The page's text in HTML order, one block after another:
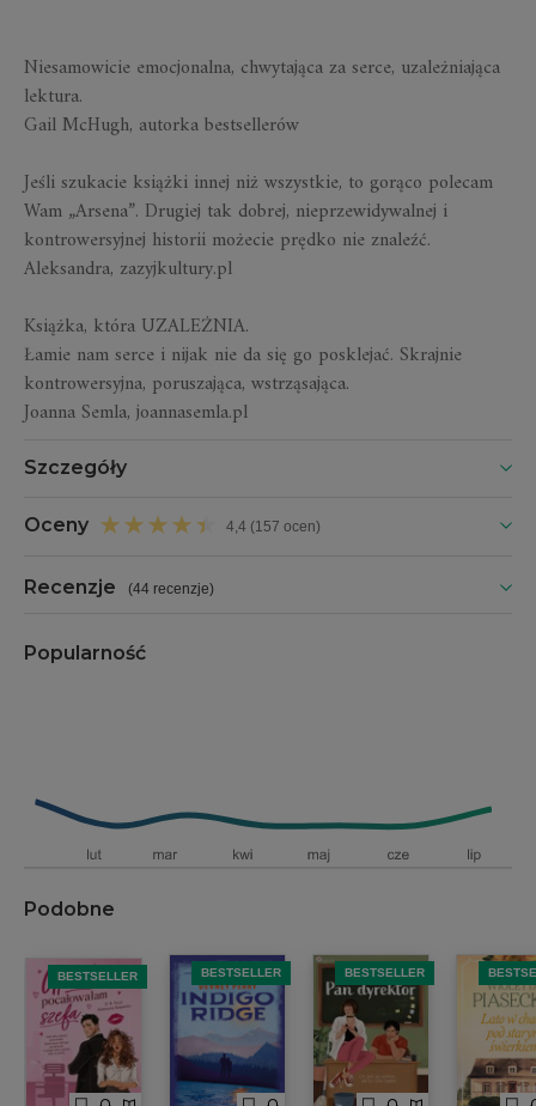
Niesamowicie emocjonalna, chwytająca za serce, uzależniająca
lektura.
Gail McHugh, autorka bestsellerów
Jeśli szukacie książki innej niż wszystkie, to gorąco polecam
Wam „Arsena”. Drugiej tak dobrej, nieprzewidywalnej i
kontrowersyjnej historii możecie prędko nie znaleźć.
Aleksandra, zazyjkultury.pl
Książka, która UZALEŻNIA.
Łamie nam serce i nijak nie da się go posklejać. Skrajnie
kontrowersyjna, poruszająca, wstrząsająca.
Joanna Semla, joannasemla.pl
Szczegóły
Oceny 4,4 (157 ocen)
Recenzje (44 recenzje)
Popularność
Podobne
BESTSELLER BESTSELLER BESTSELLER